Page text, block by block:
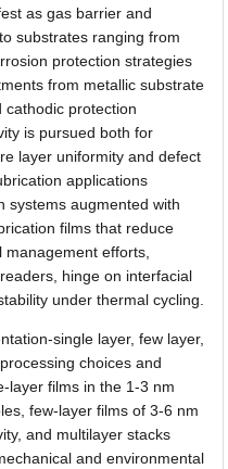
as gas barrier and
substrates ranging from
protection strategies
from metallic substrate
cathodic protection
is pursued both for
layer uniformity and defect
applications
systems augmented with
films that reduce
efforts,
hinge on interfacial
under thermal cycling.
single layer, few layer,
choices and
layer films in the 1-3 nm
few-layer films of 3-6 nm
and multilayer stacks
and environmental